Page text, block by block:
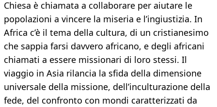
Chiesa è chiamata a collaborare per aiutare le
popolazioni a vincere la miseria e l’ingiustizia. In
Africa c’è il tema della cultura, di un cristianesimo
che sappia farsi davvero africano, e degli africani
chiamati a essere missionari di loro stessi. Il
viaggio in Asia rilancia la sfida della dimensione
universale della missione, dell’inculturazione della
fede, del confronto con mondi caratterizzati da